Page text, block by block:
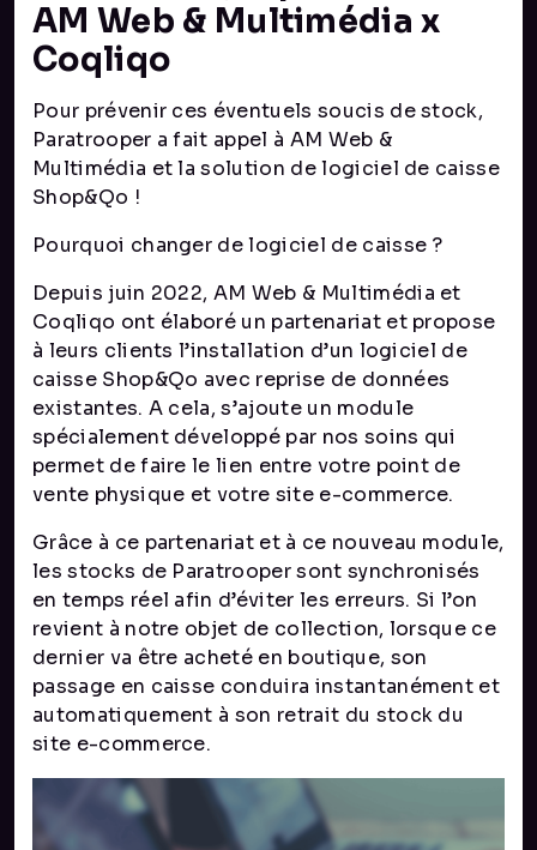
AM Web & Multimédia x
Coqliqo
Pour prévenir ces éventuels soucis de stock,
Paratrooper a fait appel à AM Web &
Multimédia et la solution de logiciel de caisse
Shop&Qo !
Pourquoi changer de logiciel de caisse ?
Depuis juin 2022, AM Web & Multimédia et
Coqliqo ont élaboré un partenariat et propose
à leurs clients l’installation d’un logiciel de
caisse Shop&Qo avec reprise de données
existantes. A cela, s’ajoute un module
spécialement développé par nos soins qui
permet de faire le lien entre votre point de
vente physique et votre site e-commerce.
Grâce à ce partenariat et à ce nouveau module,
les stocks de Paratrooper sont synchronisés
en temps réel afin d’éviter les erreurs. Si l’on
revient à notre objet de collection, lorsque ce
dernier va être acheté en boutique, son
passage en caisse conduira instantanément et
automatiquement à son retrait du stock du
site e-commerce.